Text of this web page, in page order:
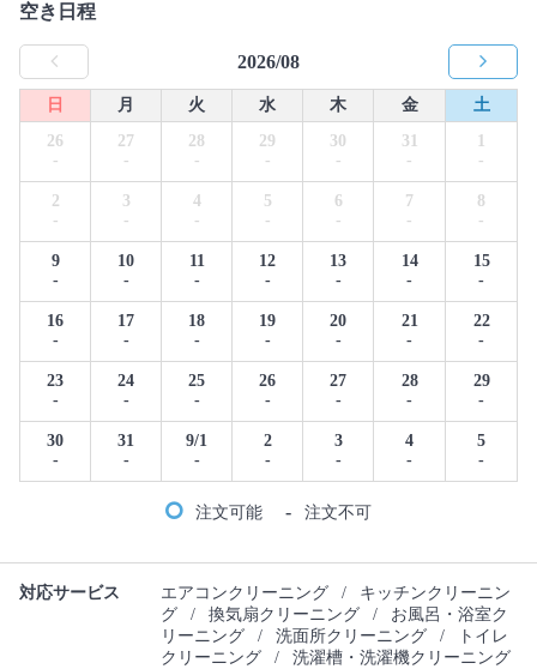
空き日程
2026/08
日 月 火 水 木 金
土
26
-
27
-
28
-
29
-
30
-
31
-
1
-
2
-
3
-
4
-
5
-
6
-
7
-
8
-
9
-
10
-
11
-
12
-
13
-
14
-
15
-
16
-
17
-
18
-
19
-
20
-
21
-
22
-
23
-
24
-
25
-
26
-
27
-
28
-
29
-
30
-
31
-
9/1
-
2
-
3
-
4
-
5
-
注文可能 - 注文不可
対応サービス エアコンクリーニング /
キッチンクリーニン
グ
/ 換気扇クリーニング /
お風呂・浴室ク
リーニング
/ 洗面所クリーニング /
トイレ
クリーニング
/
洗濯槽・洗濯機クリーニング